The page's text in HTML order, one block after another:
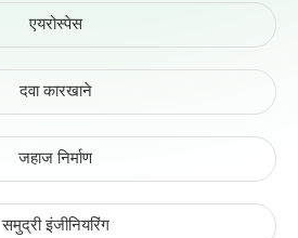
एयरोस्पेस
दवा कारखाने
जहाज निर्माण
समुद्री इंजीनियरिंग